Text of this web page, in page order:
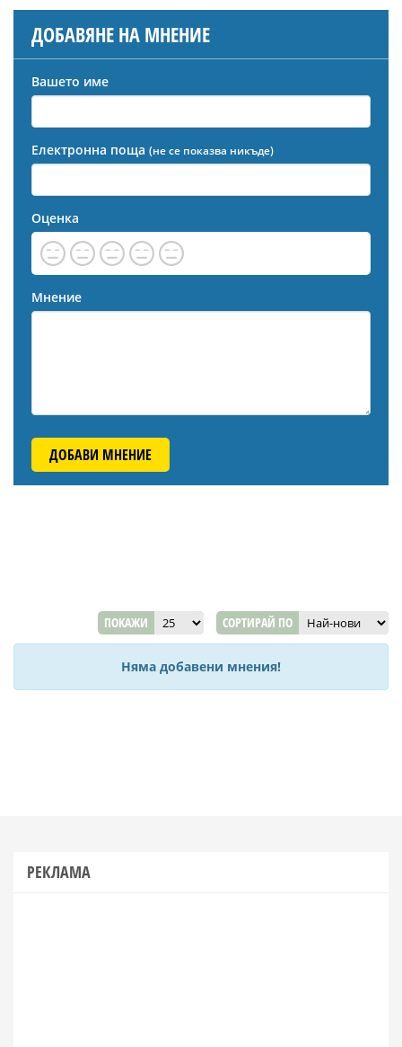
ДОБАВЯНЕ НА МНЕНИЕ
Вашето име
Електронна поща (не се показва никъде)
Оценка
Мнение
ДОБАВИ МНЕНИЕ
ПОКАЖИ СОРТИРАЙ ПО
Няма добавени мнения!
РЕКЛАМА